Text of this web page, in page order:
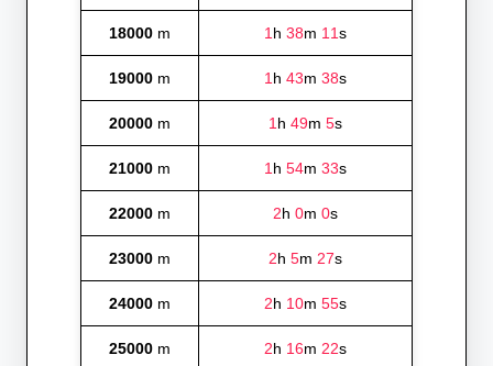
18000 m 1h 38m 11s
19000 m 1h 43m 38s
20000 m 1h 49m 5s
21000 m 1h 54m 33s
22000 m 2h 0m 0s
23000 m 2h 5m 27s
24000 m 2h 10m 55s
25000 m 2h 16m 22s